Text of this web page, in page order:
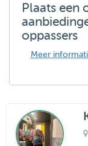
Plaats een
oppassers
Meer